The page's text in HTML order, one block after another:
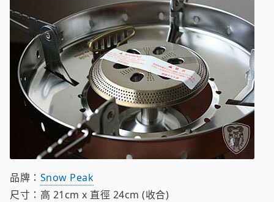
品牌： Snow Peak
尺寸：高 21cm x 直徑 24cm (收合)